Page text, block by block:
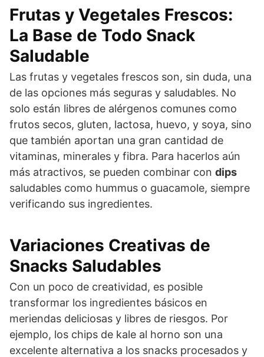
Frutas y Vegetales Frescos:
La Base de Todo Snack
Saludable
Las frutas y vegetales frescos son, sin duda, una
de las opciones más seguras y saludables. No
solo están libres de alérgenos comunes como
frutos secos, gluten, lactosa, huevo, y soya, sino
que también aportan una gran cantidad de
vitaminas, minerales y fibra. Para hacerlos aún
más atractivos, se pueden combinar con dips
saludables como hummus o guacamole, siempre
verificando sus ingredientes.
Variaciones Creativas de
Snacks Saludables
Con un poco de creatividad, es posible
transformar los ingredientes básicos en
meriendas deliciosas y libres de riesgos. Por
ejemplo, los chips de kale al horno son una
excelente alternativa a los snacks procesados y